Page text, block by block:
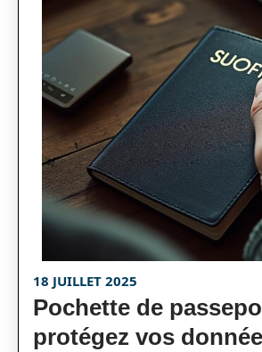
18 JUILLET 2025
Pochette de
protégez vos